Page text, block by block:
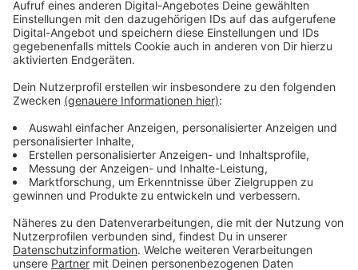
Anzeige
Weitere Meldungen aus Leverkusen
Anzeige
Sperrung der A1-Rheinbrücke bei Leverkusen
Leverkusen: Das sind die Auswirkungen des
Stau behindert Leverkusener
Medikamentenversorgung